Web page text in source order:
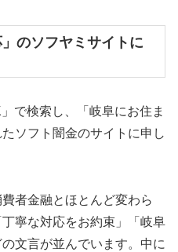
のソフヤミサイトに
で検索し、「岐阜にお住ま
ソフト闇金のサイトに申し
者金融とほとんど変わら
寧な対応をお約束」「岐阜
文言が並んでいます。中に